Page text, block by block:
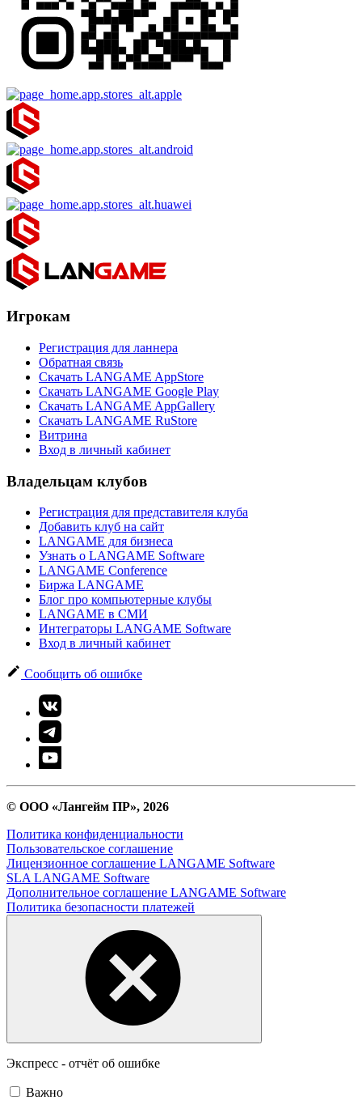
Игрокам
Регистрация для ланнера
Обратная связь
Скачать LANGAME AppStore
Скачать LANGAME Google Play
Скачать LANGAME AppGallery
Скачать LANGAME RuStore
Витрина
Вход в личный кабинет
Владельцам клубов
Регистрация для представителя клуба
Добавить клуб на сайт
LANGAME для бизнеса
Узнать о LANGAME Software
LANGAME Conference
Биржа LANGAME
Блог про компьютерные клубы
LANGAME в СМИ
Интеграторы LANGAME Software
Вход в личный кабинет
Сообщить об ошибке
© ООО «Лангейм ПР», 2026
Политика конфиденциальности
Пользовательское соглашение
Лицензионное соглашение LANGAME Software
SLA LANGAME Software
Дополнительное соглашение LANGAME Software
Политика безопасности платежей
Экспресс - отчёт об ошибке
Важно